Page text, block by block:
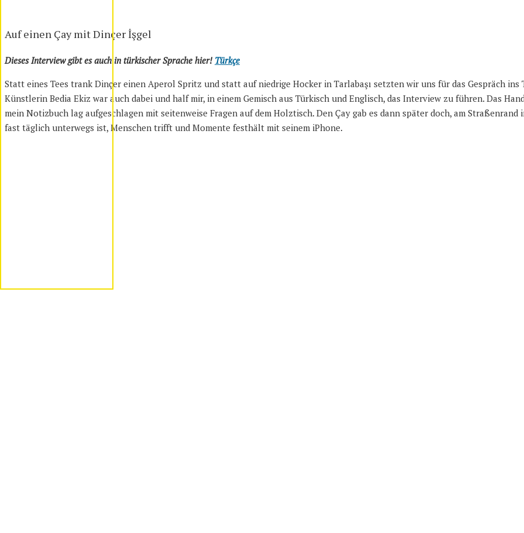
Auf einen Çay mit Dinçer İşgel
Dieses Interview gibt es auch in türkischer Sprache hier! Türkçe
Statt eines Tees trank Dinçer einen Aperol Spritz und statt auf niedrige Hocker in Tarlabaşı setzten wir uns für das Gespräch ins
Künstlerin Bedia Ekiz war auch dabei und half mir, in einem Gemisch aus Türkisch und Englisch, das Interview zu führen. Das
mein Notizbuch lag aufgeschlagen mit seitenweise Fragen auf dem Holztisch. Den Çay gab es dann später doch, am
fast täglich unterwegs ist, Menschen trifft und Momente festhält mit seinem iPhone.